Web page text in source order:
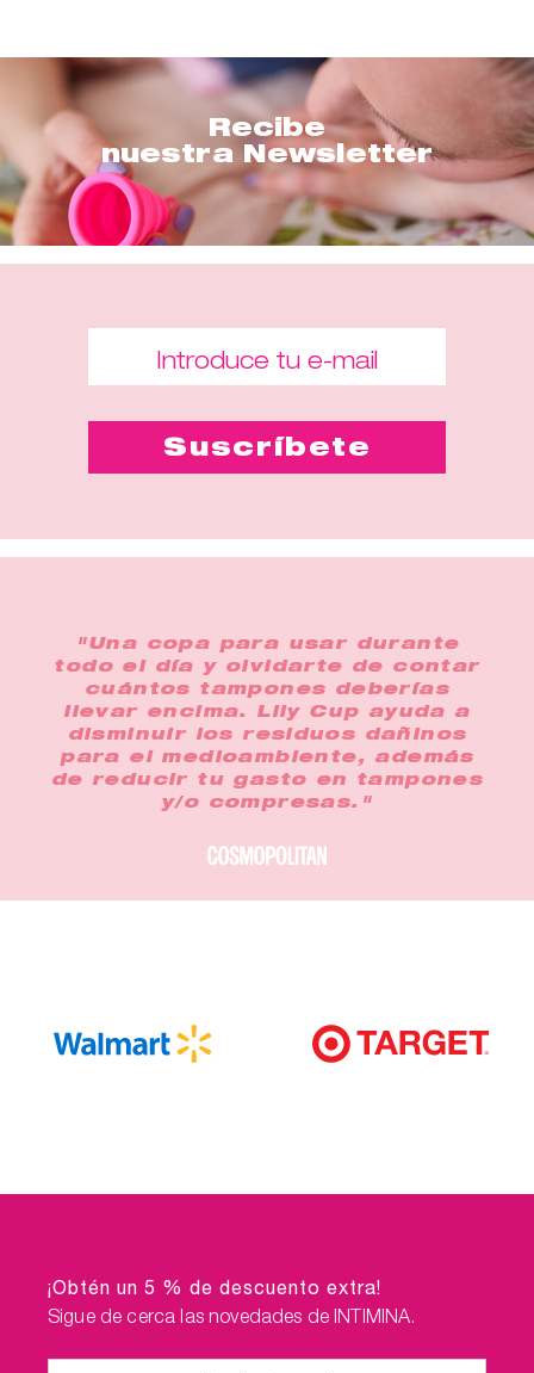
Recibe
nuestra Newsletter
"Una copa para usar durante
todo el día y olvidarte de contar
cuántos tampones deberías
llevar encima. Lily Cup ayuda a
disminuir los residuos dañinos
para el medioambiente, además
de reducir tu gasto en tampones
y/o compresas."
¡Obtén un 5 % de descuento extra!
Sigue de cerca las novedades de INTIMINA.